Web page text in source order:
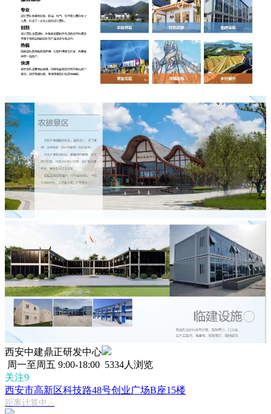
西安中建鼎正研发中心
周一至周五 9:00-18:00 5334人浏览
关注9
西安市高新区科技路48号创业广场B座15楼
距离计算中...